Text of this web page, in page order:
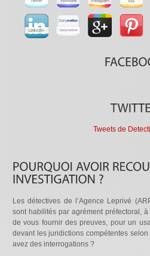
Tweets de
Les détectives de l’Agence Leprivé
sont habilités par agrément préfectoral,
de vous fournir des preuves, pour un
devant les juridictions compétentes
avez des interrogations ?